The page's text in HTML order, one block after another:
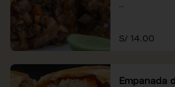
S/ 14.00
Empanada